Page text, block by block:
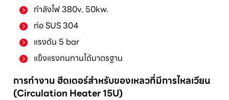
กำลังไฟ 380v. 50kw.
ท่อ SUS 304
แรงดัน 5 bar
แข็งแรงทนทานได้มาตรฐาน
การทำงาน ฮีตเตอร์สำหรับของเหลวที่มีการไหลเวียน
(Circulation Heater 15U)